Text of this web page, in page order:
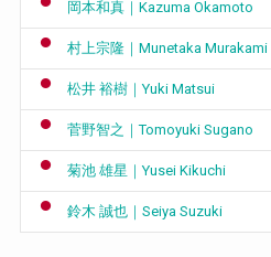
岡本和真｜Kazuma Okamoto
村上宗隆｜Munetaka Murakami
松井 裕樹｜Yuki Matsui
菅野智之｜Tomoyuki Sugano
菊池 雄星｜Yusei Kikuchi
鈴木 誠也｜Seiya Suzuki